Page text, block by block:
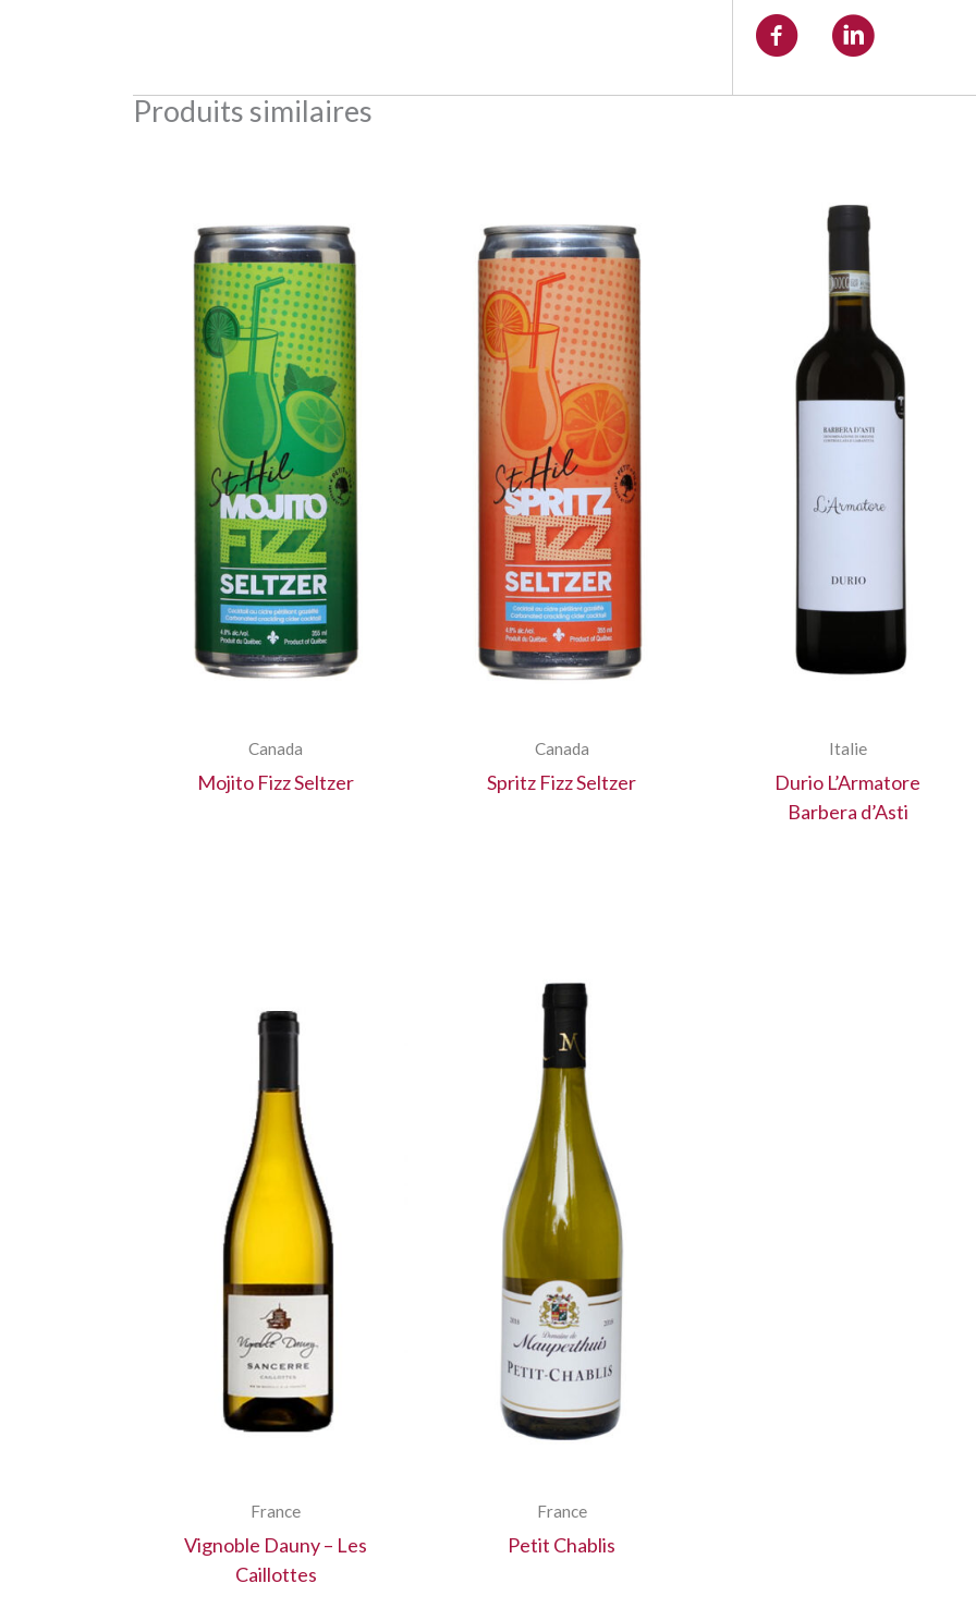
Produits similaires
Canada
Mojito Fizz Seltzer
Canada
Spritz Fizz Seltzer
Italie
Durio L’Armatore
Barbera d’Asti
France
Vignoble Dauny – Les
Caillottes
France
Petit Chablis